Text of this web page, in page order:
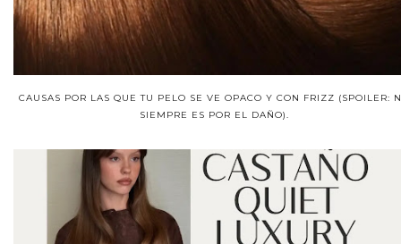
CAUSAS POR LAS QUE TU PELO SE VE OPACO Y CON FRIZZ (SPOILER:
SIEMPRE ES POR EL DAÑO).